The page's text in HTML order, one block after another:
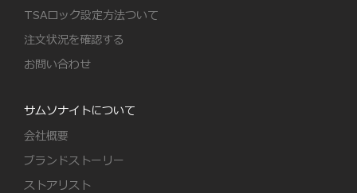
TSAロック設定方法ついて
注文状況を確認する
お問い合わせ
サムソナイトについて
会社概要
ブランドストーリー
ストアリスト